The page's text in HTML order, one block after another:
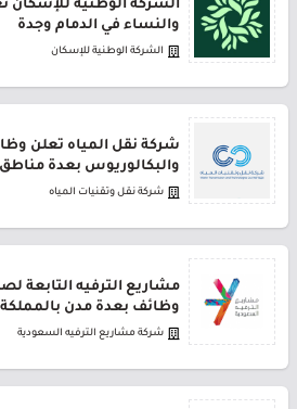
الشركة الوطنية للإسكان
والنساء في الدمام وجدة
الشركة الوطنية للإسكان
شركة نقل المياه تعلن
والبكالوريوس بعدة
شركة نقل وتقنيات المياه
مشاريع الترفيه التابعة
وظائف بعدة مدن بالمملكة
شركة مشاريع الترفيه السعودية